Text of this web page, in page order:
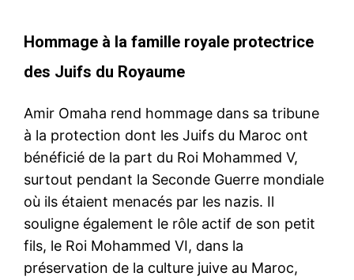
Hommage à la famille royale protectrice
des Juifs du Royaume
Amir Omaha rend hommage dans sa tribune
à la protection dont les Juifs du Maroc ont
bénéficié de la part du Roi Mohammed V,
surtout pendant la Seconde Guerre mondiale
où ils étaient menacés par les nazis. Il
souligne également le rôle actif de son petit
fils, le Roi Mohammed VI, dans la
préservation de la culture juive au Maroc,